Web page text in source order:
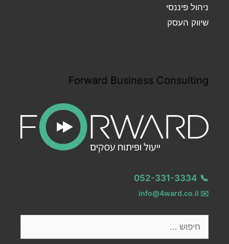
ניהול פיננסי
שיווק העסק
Forward Business Consulting
📞
052-331-3334
✉️
info@4ward.co.il